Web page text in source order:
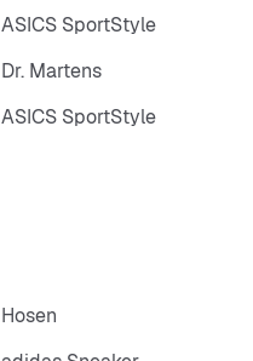
ASICS SportStyle
Dr. Martens
ASICS SportStyle
Hosen